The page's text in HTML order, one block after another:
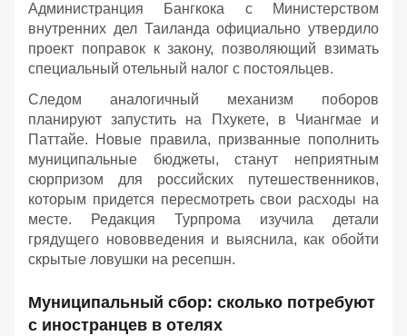
Администранция Бангкока с Министерством
внутренних дел Таиланда официально утвердило
проект поправок к закону, позволяющий взимать
специальный отельный налог с постояльцев.
Следом аналогичный механизм поборов
планируют запустить на Пхукете, в Чиангмае и
Паттайе. Новые правила, призванные пополнить
муниципальные бюджеты, станут неприятным
сюрпризом для российских путешественников,
которым придется пересмотреть свои расходы на
месте. Редакция Турпрома изучила детали
грядущего нововведения и выяснила, как обойти
скрытые ловушки на ресепшн.
Муниципальный сбор: сколько потребуют
с иностранцев в отелях